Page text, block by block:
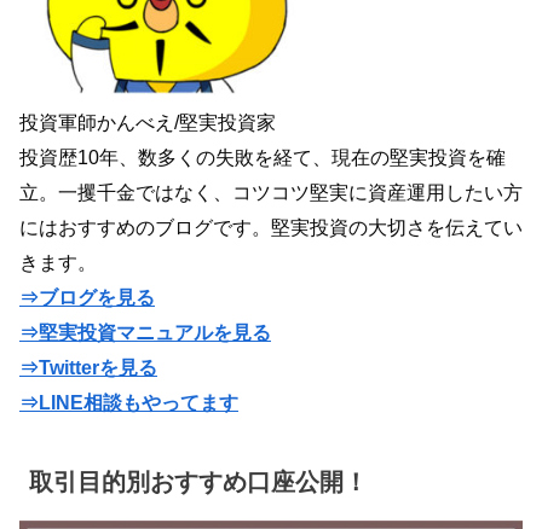
投資軍師かんべえ/堅実投資家
投資歴10年、数多くの失敗を経て、現在の堅実投資を確
立。一攫千金ではなく、コツコツ堅実に資産運用したい方
にはおすすめのブログです。堅実投資の大切さを伝えてい
きます。
⇒ブログを見る
⇒堅実投資マニュアルを見る
⇒Twitterを見る
⇒LINE相談もやってます
取引目的別おすすめ口座公開！